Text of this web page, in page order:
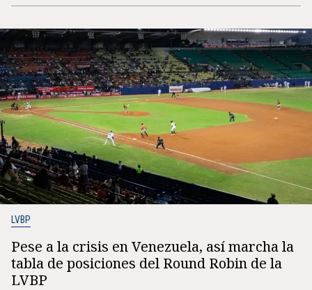
LVBP
Pese a la crisis en Venezuela, así marcha la
tabla de posiciones del Round Robin de la
LVBP